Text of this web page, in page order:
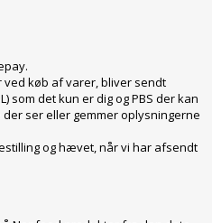
køb af varer, bliver sendt
som det kun er dig og PBS der kan
ser eller gemmer oplysningerne
og hævet, når vi har afsendt